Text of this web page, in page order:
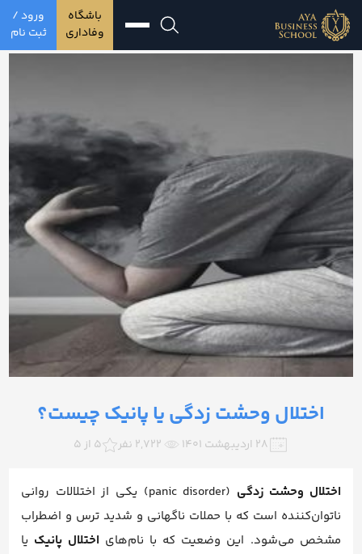
باشگاه
وفاداری
ورود /
ثبت نام
اختلال وحشت زدگی یا پانیک چیست؟
۲۸ اردیبهشت ۱۴۰۱ 2,722 نفر 5 از 5
اختلال وحشت زدگی
(panic disorder) یکی از اختلالات روانی
ناتوان‌کننده‌ است که با حملات ناگهانی و شدید ترس و اضطراب
مشخص می‌شود. این وضعیت که با نام‌های اختلال پانیک یا